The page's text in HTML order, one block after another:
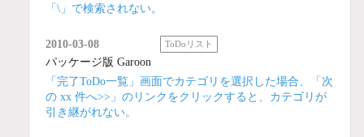
「\」で検索されない。
2010-03-08 ToDoリスト
パッケージ版 Garoon
「完了ToDo一覧」画面でカテゴリを選択した場合、「次
の xx 件へ>>」のリンクをクリックすると、カテゴリが
引き継がれない。